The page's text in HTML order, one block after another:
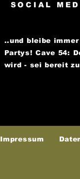
SOCIAL
..und bleibe
Partys!Cave 54:
wird - sei bereit
Impressum